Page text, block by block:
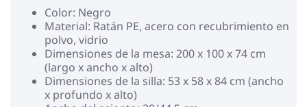
Color: Negro
Material: Ratán PE, acero con recubrimiento en
polvo, vidrio
Dimensiones de la mesa: 200 x 100 x 74 cm
(largo x ancho x alto)
Dimensiones de la silla: 53 x 58 x 84 cm (ancho
x profundo x alto)